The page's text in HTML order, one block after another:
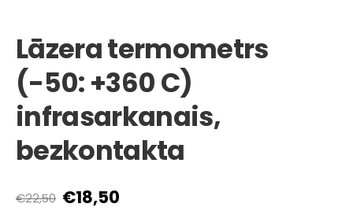
Lāzera termometrs
(-50: +360 C)
infrasarkanais,
bezkontakta
€22,50 €18,50